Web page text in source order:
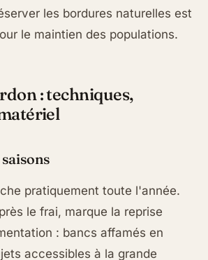
les bordures naturelles est
le maintien des populations.
: techniques,
pratiquement toute l'année.
le frai, marque la reprise
: bancs affamés en
accessibles à la grande